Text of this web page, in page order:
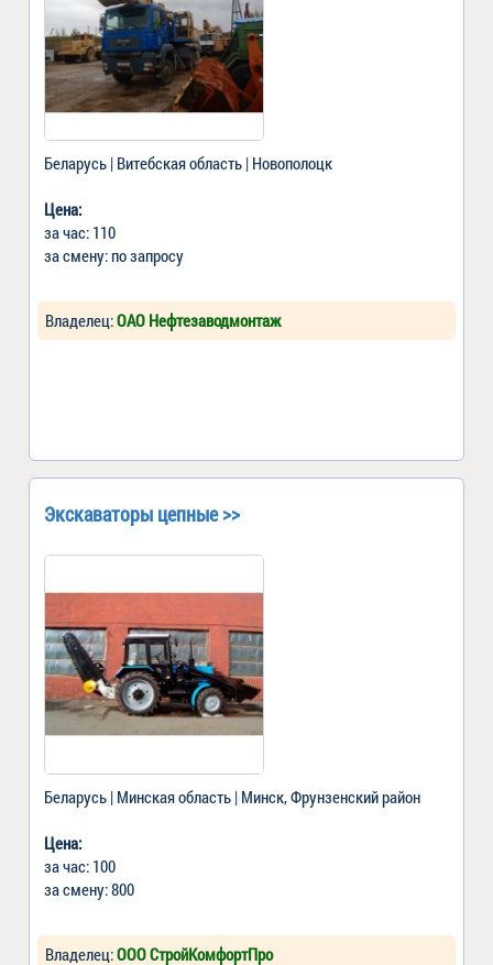
Беларусь | Витебская область | Новополоцк
Цена:
за час: 110
за смену: по запросу
Владелец:ОАО Нефтезаводмонтаж
Экскаваторы цепные >>
Беларусь | Минская область | Минск, Фрунзенский район
Цена:
за час: 100
за смену: 800
Владелец:ООО СтройКомфортПро